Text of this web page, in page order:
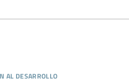
al desarrollo